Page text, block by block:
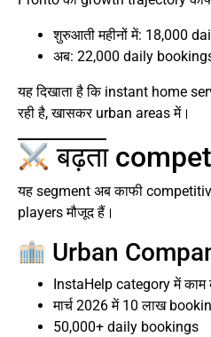
शुरुआती महीनों में: 18,000
अब: 22,000 daily
यह दिखाता है कि instant home
रही है, खासकर urban areas में।
बढ़ता
यह segment अब काफी
players मौजूद हैं।
Urban
InstaHelp category में काम
मार्च 2026 में 10 लाख
50,000+ daily bookings